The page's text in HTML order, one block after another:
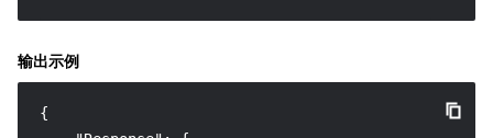
输出示例
{